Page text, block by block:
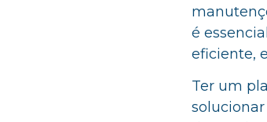
é
eficiente,
Ter um